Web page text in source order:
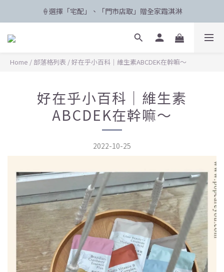
🛸 聯名限定登場 POPCARE×KINGJUN
🍦選擇「宅配」、「門市店取」贈全家霜淇淋
🛸 聯名限定登場 POPCARE×KINGJUN
Home / 部落格列表 /好在乎小百科｜維生素ABCDEK在幹嘛～
好在乎小百科｜維生素
ABCDEK在幹嘛～
2022-10-25